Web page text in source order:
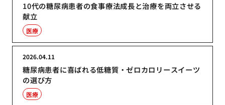
10代の糖尿病患者の食事療法成長と治療を両立させる
献立
医療
糖尿病患者に喜ばれる低糖質・ゼロカロリースイーツ
の選び方
2026.04.11
医療